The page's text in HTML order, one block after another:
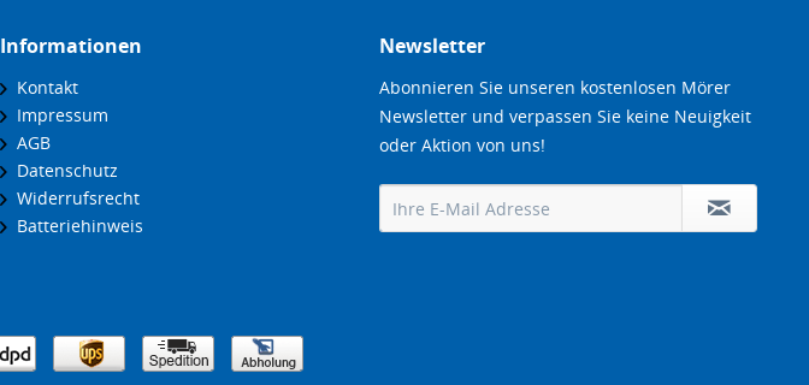
Informationen
Kontakt
Impressum
AGB
Datenschutz
Widerrufsrecht
Batteriehinweis
Newsletter
Abonnieren Sie unseren kostenlosen Mörer
Newsletter und verpassen Sie keine Neuigkeit
oder Aktion von uns!